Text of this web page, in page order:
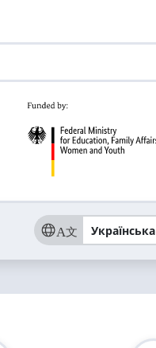
Українська